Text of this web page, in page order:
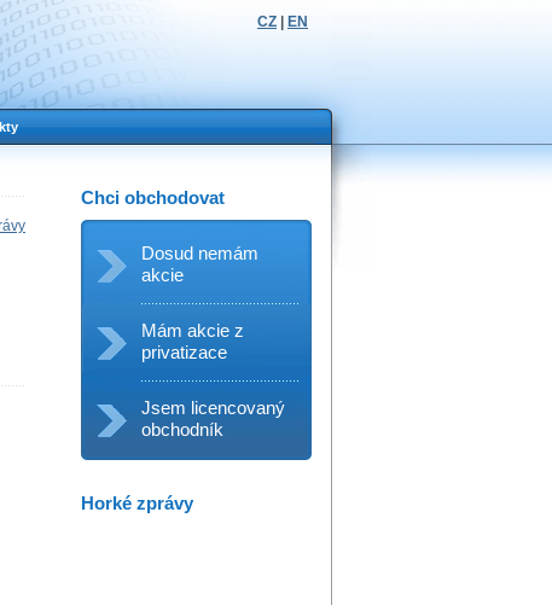
CZ EN
Chci obchodovat
Dosud nemám
akcie
Mám akcie z
privatizace
Jsem licencovaný
obchodník
Horké zprávy